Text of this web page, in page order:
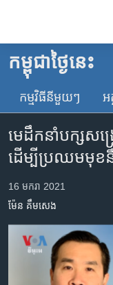
គេហទំព័រ​
ទាក់ទង
និង​
ចូល​
ទំព័រ​
ម្តង
រំលង​
កម្ពុជា
អន្តរជាតិ
ចិន
កម្ពុជាច្នៃប្រតិដ្ឋ
ទូរទស្សន៍ / វីដេអូ​
វិទ្យុ / ផតខាសថ៍
កម្ពុជាថ្ងៃនេះ
កម្មវិធី​នីមួយៗ អ
មេដឹកនាំបក្សសង្
ដើម្បីប្រឈមមុខ
16 មករា 2021
ម៉ែន គឹមសេង